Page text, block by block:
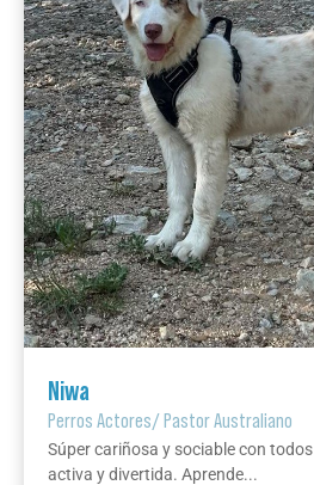
Niwa
Perros Actores/Pastor Australiano
Súper cariñosa y sociable con
activa y divertida. Aprende...